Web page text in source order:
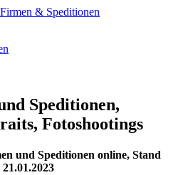
Speditionen,
Fotoshootings
und Speditionen online, Stand
21.01.2023